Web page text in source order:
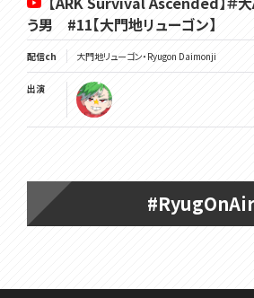
う男 #11【大門地リューゴン】
配信ch 大門地リューゴン・Ryugon Daimonji
出演
#RyugOnAir